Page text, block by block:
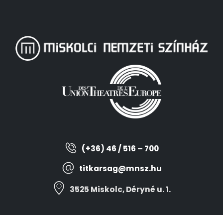
(+36) 46 / 516 – 700
titkarsag@mnsz.hu
3525 Miskolc, Déryné u. 1.